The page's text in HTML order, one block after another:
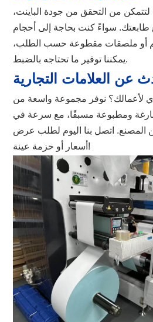
لتتمكن من التحقق من جودة الباينت،
طابعتك. سواءً كنت بحاجة إلى أحجام
مثل 80×70 مم أو ملصقات مقطوعة حسب الطلب،
يمكننا توفير ما تحتاجه بالضبط.
عن العلامات التجارية
لأعمالك؟ نوفر مجموعة واسعة من
فارغة ومطبوعة مسبقًا، مع سرعة في
المصنع. اتصل بنا اليوم لطلب عرض
أسعار أو حزمة عينة!